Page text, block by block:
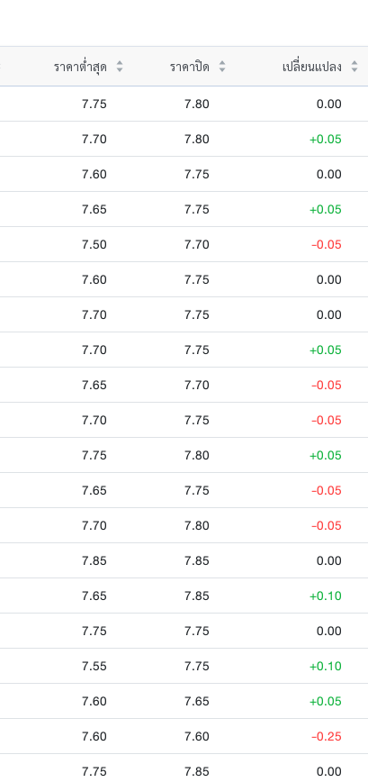
ราคาต่ำสุด ราคาปิด เปลี่ยนแปลง
7.75 7.80 0.00
7.70 7.80 +0.05
7.60 7.75 0.00
7.65 7.75 +0.05
7.50 7.70 -0.05
7.60 7.75 0.00
7.70 7.75 0.00
7.70 7.75 +0.05
7.65 7.70 -0.05
7.70 7.75 -0.05
7.75 7.80 +0.05
7.65 7.75 -0.05
7.70 7.80 -0.05
7.85 7.85 0.00
7.65 7.85 +0.10
7.75 7.75 0.00
7.55 7.75 +0.10
7.60 7.65 +0.05
7.60 7.60 -0.25
7.75 7.85 0.00